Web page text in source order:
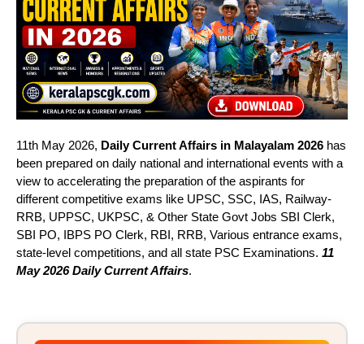
11th May 2026, Daily Current Affairs in Malayalam 2026 has
been prepared on daily national and international events with a
view to accelerating the preparation of the aspirants for
different competitive exams like UPSC, SSC, IAS, Railway-
RRB, UPPSC, UKPSC, & Other State Govt Jobs SBI Clerk,
SBI PO, IBPS PO Clerk, RBI, RRB, Various entrance exams,
state-level competitions, and all state PSC Examinations. 11
May 2026 Daily Current Affairs.